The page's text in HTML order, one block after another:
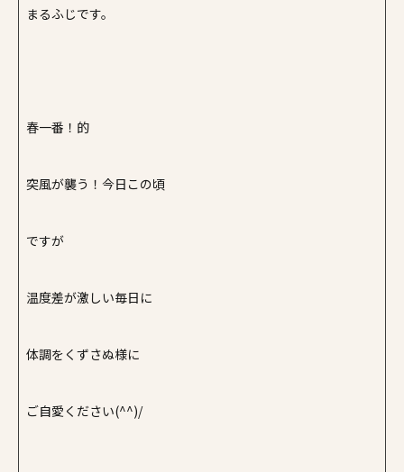
まるふじです。
春一番！的
突風が襲う！今日この頃
ですが
温度差が激しい毎日に
体調をくずさぬ様に
ご自愛ください(^^)/